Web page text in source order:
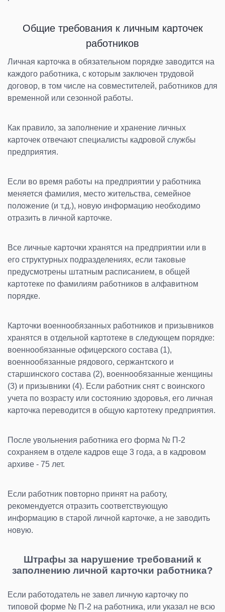
Общие требования к личным карточек
работников
Личная карточка в обязательном порядке заводится на
каждого работника, с которым заключен трудовой
договор, в том числе на совместителей, работников для
временной или сезонной работы.
Как правило, за заполнение и хранение личных
карточек отвечают специалисты кадровой службы
предприятия.
Если во время работы на предприятии у работника
меняется фамилия, место жительства, семейное
положение (и т.д.), новую информацию необходимо
отразить в личной карточке.
Все личные карточки хранятся на предприятии или в
его структурных подразделениях, если таковые
предусмотрены штатным расписанием, в общей
картотеке по фамилиям работников в алфавитном
порядке.
Карточки военнообязанных работников и призывников
хранятся в отдельной картотеке в следующем порядке:
военнообязанные офицерского состава (1),
военнообязанные рядового, сержантского и
старшинского состава (2), военнообязанные женщины
(3) и призывники (4). Если работник снят с воинского
учета по возрасту или состоянию здоровья, его личная
карточка переводится в общую картотеку предприятия.
После увольнения работника его форма № П-2
сохраняем в отделе кадров еще 3 года, а в кадровом
архиве - 75 лет.
Если работник повторно принят на работу,
рекомендуется отразить соответствующую
информацию в старой личной карточке, а не заводить
новую.
Штрафы за нарушение требований к
заполнению личной карточки работника?
Если работодатель не завел личную карточку по
типовой форме № П-2 на работника, или указал не всю